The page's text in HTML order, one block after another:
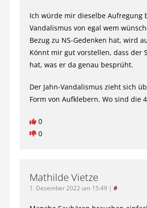
Ich würde mir dieselbe Aufregung
Vandalismus von egal wem
Bezug zu NS-Gedenken hat, wird
Könnt mir gut vorstellen, dass der
hat, was er da genau besprüht.
Der Jahn-Vandalismus zieht sich
Form von Aufklebern. Wo sind die
0
0
Mathilde Vietze
1. Dezember 2022 um 15:49 | #